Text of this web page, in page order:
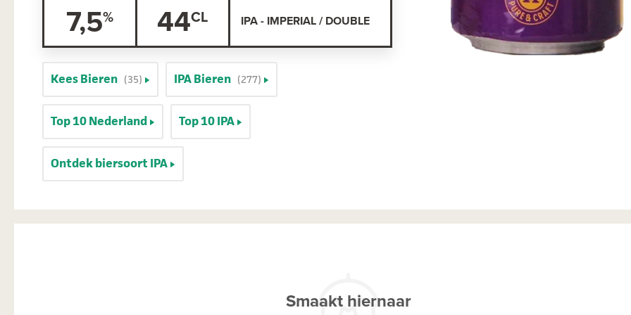
7,5 44 IPA - IMPERIAL / DOUBLE
Kees Bieren (35) IPA Bieren (277)
Top 10 Nederland Top 10 IPA
Ontdek biersoort IPA
Smaakt hiernaar